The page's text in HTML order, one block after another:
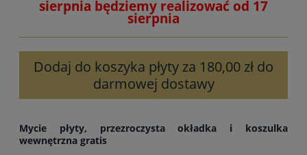
sierpnia będziemy realizować od 17
sierpnia
Dodaj do koszyka płyty za 180,00 zł do
darmowej dostawy
Mycie płyty, przezroczysta okładka i koszulka
wewnętrzna gratis